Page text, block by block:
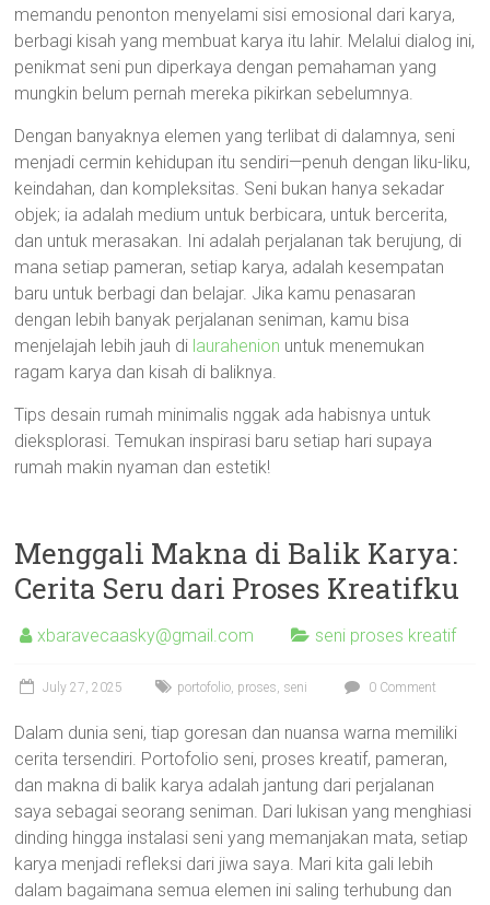
memandu penonton menyelami sisi emosional dari karya,
berbagi kisah yang membuat karya itu lahir. Melalui dialog ini,
penikmat seni pun diperkaya dengan pemahaman yang
mungkin belum pernah mereka pikirkan sebelumnya.
Dengan banyaknya elemen yang terlibat di dalamnya, seni
menjadi cermin kehidupan itu sendiri—penuh dengan liku-liku,
keindahan, dan kompleksitas. Seni bukan hanya sekadar
objek; ia adalah medium untuk berbicara, untuk bercerita,
dan untuk merasakan. Ini adalah perjalanan tak berujung, di
mana setiap pameran, setiap karya, adalah kesempatan
baru untuk berbagi dan belajar. Jika kamu penasaran
dengan lebih banyak perjalanan seniman, kamu bisa
menjelajah lebih jauh di laurahenion untuk menemukan
ragam karya dan kisah di baliknya.
Tips desain rumah minimalis nggak ada habisnya untuk
dieksplorasi. Temukan inspirasi baru setiap hari supaya
rumah makin nyaman dan estetik!
Menggali Makna di Balik Karya:
Cerita Seru dari Proses Kreatifku
xbaravecaasky@gmail.com seni proses kreatif
July 27, 2025 portofolio, proses, seni 0 Comment
Dalam dunia seni, tiap goresan dan nuansa warna memiliki
cerita tersendiri. Portofolio seni, proses kreatif, pameran,
dan makna di balik karya adalah jantung dari perjalanan
saya sebagai seorang seniman. Dari lukisan yang menghiasi
dinding hingga instalasi seni yang memanjakan mata, setiap
karya menjadi refleksi dari jiwa saya. Mari kita gali lebih
dalam bagaimana semua elemen ini saling terhubung dan